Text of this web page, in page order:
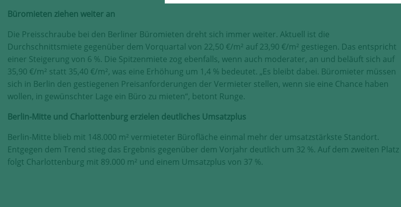
Büromieten ziehen weiter an
Die Preisschraube bei den Berliner Büromieten dreht sich immer weiter. Aktuell ist die
Durchschnittsmiete gegenüber dem Vorquartal von 22,50 €/m² auf 23,90 €/m² gestiegen. Das entspricht
einer Steigerung von 6 %. Die Spitzenmiete zog ebenfalls, wenn auch moderater, an und beläuft sich auf
35,90 €/m² statt 35,40 €/m², was eine Erhöhung um 1,4 % bedeutet. „Es bleibt dabei. Büromieter müssen
sich in Berlin den gestiegenen Preisanforderungen der Vermieter stellen, wenn sie eine Chance haben
wollen, in gewünschter Lage ein Büro zu mieten“, betont Runge.
Berlin-Mitte und Charlottenburg erzielen deutliches Umsatzplus
Berlin-Mitte blieb mit 148.000 m² vermieteter Bürofläche einmal mehr der umsatzstärkste Standort.
Entgegen dem Trend stieg das Ergebnis gegenüber dem Vorjahr deutlich um 32 %. Auf dem zweiten Platz
folgt Charlottenburg mit 89.000 m² und einem Umsatzplus von 37 %.